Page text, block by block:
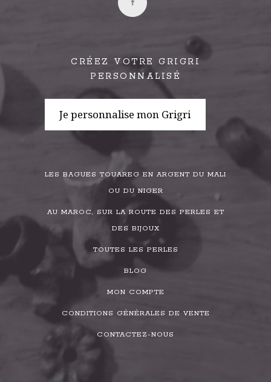
CRÉEZ VOTRE GRIGRI
PERSONNALISÉ
Je personnalise mon Grigri
LES BAGUES TOUAREG EN ARGENT DU MALI
OU DU NIGER
AU MAROC, SUR LA ROUTE DES PERLES ET
DES BIJOUX
TOUTES LES PERLES
BLOG
MON COMPTE
CONDITIONS GÉNÉRALES DE VENTE
CONTACTEZ-NOUS